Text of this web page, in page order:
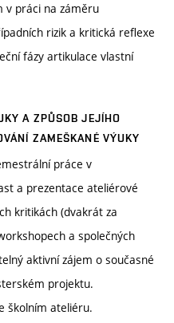
v práci na záměru
rizik a kritická reflexe
fázy artikulace vlastní
A ZPŮSOB JEJÍHO
ZAMEŠKANÉ VÝUKY
práce v
a prezentace ateliérové
kritikách (dvakrát za
a společných
aktivní zájem o současné
projektu.
školním ateliéru.